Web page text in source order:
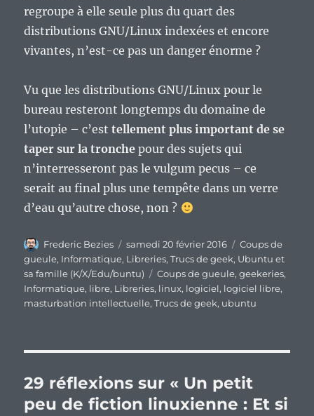
regroupe à elle seule plus du quart des
distributions GNU/Linux indexées et encore
vivantes, n’est-ce pas un danger énorme ?
Vu que les distributions GNU/Linux pour le
bureau resteront longtemps du domaine de
l’utopie – c’esttellement plus important de se
taper sur la tronche pour des sujets qui
n’interresseront pas le vulgum pecus – ce
serait au final plus une tempête dans un verre
d’eau qu’autre chose, non ?
Auteur
Frederic Bezies
Publié
le
samedi 20 février 2016 Catégories
Coups de
gueule, Informatique, Libreries,Trucs de geek, Ubuntu et
sa famille (K/X/Edu/buntu)
Étiquettes
Coups de gueule,geekeries,
Informatique, libre, Libreries, linux, logiciel, logiciel libre,
masturbation intellectuelle,Trucs de geek, ubuntu
29 réflexions sur « Un petit
peu de fiction linuxienne : Et si